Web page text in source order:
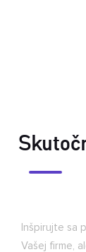
Inšpirujte sa
Vašej firme,